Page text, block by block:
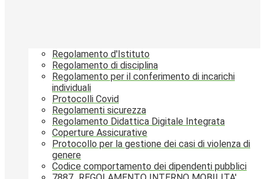
Regolamento d'Istituto
Regolamento di disciplina
Regolamento per il conferimento di incarichi
individuali
Protocolli Covid
Regolamenti sicurezza
Regolamento Didattica Digitale Integrata
Coperture Assicurative
Protocollo per la gestione dei casi di violenza di
genere
Codice comportamento dei dipendenti pubblici